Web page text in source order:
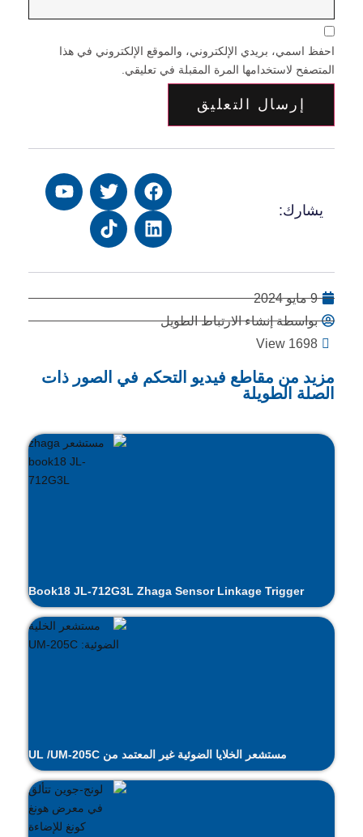
احفظ اسمي، بريدي الإلكتروني، والموقع الإلكتروني في هذا
المتصفح لاستخدامها المرة المقبلة في تعليقي.
يشارك:
9 مايو 2024
بواسطة إنشاء الارتباط الطويل
View 1698
مزيد من مقاطع فيديو التحكم في الصور ذات
الصلة الطويلة
Book18 JL-712G3L Zhaga Sensor Linkage Trigger
مستشعر الخلايا الضوئية غير المعتمد من UL /UM-205C